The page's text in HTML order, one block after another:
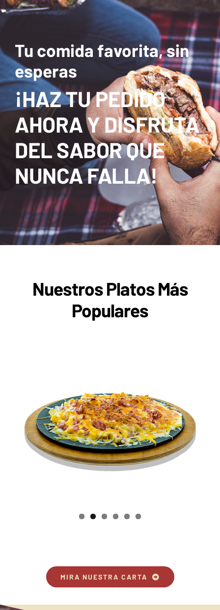
Tu comida favorita, sin
esperas
¡HAZ TU PEDIDO
AHORA Y DISFRUTA
DEL SABOR QUE
NUNCA FALLA!
Nuestros Platos Más
Populares
MIRA NUESTRA CARTA